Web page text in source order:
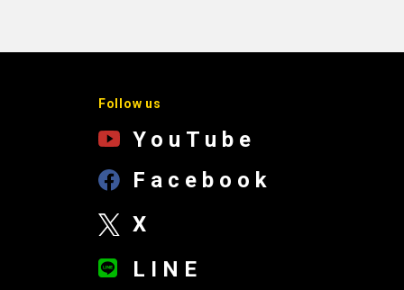
Follow us
YouTube
Facebook
X
LINE